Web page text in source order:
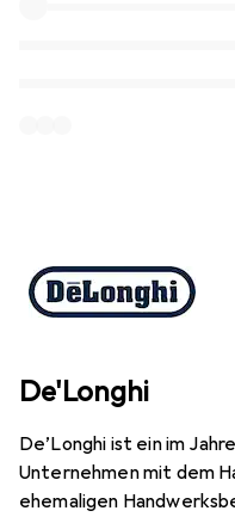
De'Longhi
De’Longhi ist ein im
Unternehmen mit dem
ehemaligen